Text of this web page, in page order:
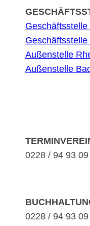
Geschäftsstelle
Geschäftsstelle
Außenstelle
Außenstelle
0228 / 94 93
0228 / 94 93